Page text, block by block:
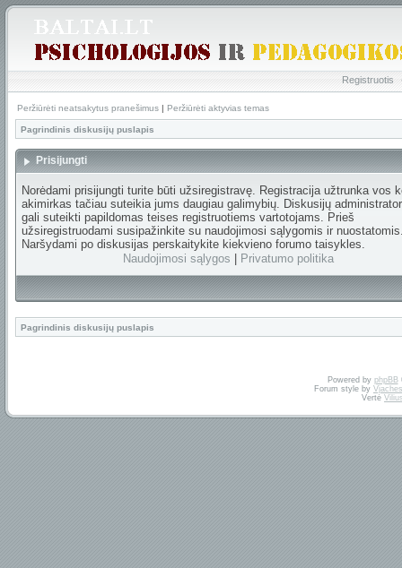
Registruotis
Peržiūrėti neatsakytus pranešimus | Peržiūrėti aktyvias temas
Pagrindinis diskusijų puslapis
Prisijungti
Norėdami prisijungti turite būti užsiregistravę. Registracija užtrunka vos
akimirkas tačiau suteikia jums daugiau galimybių. Diskusijų
gali suteikti papildomas teises registruotiems vartotojams. Prieš
užsiregistruodami susipažinkite su naudojimosi sąlygomis ir
Naršydami po diskusijas perskaitykite kiekvieno forumo taisykles.
Naudojimosi sąlygos
Privatumo politika
Pagrindinis diskusijų puslapis
Powered by phpBB
Forum style by
Vertė